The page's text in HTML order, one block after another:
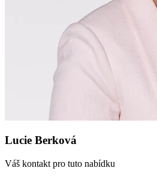
Lucie Berková
Váš kontakt pro tuto nabídku